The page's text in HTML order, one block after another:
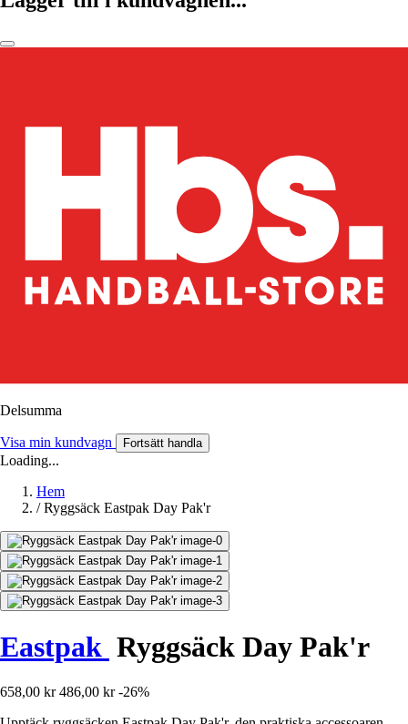
Delsumma
Visa min kundvagn Fortsätt handla
Loading...
Hem
/ Ryggsäck Eastpak Day Pak'r
Eastpak Ryggsäck Day Pak'r
658,00 kr 486,00 kr -26%